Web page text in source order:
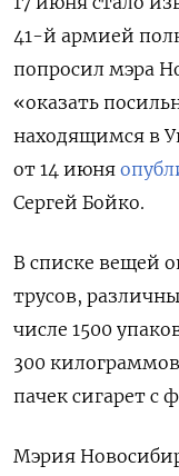
41-й армией
попросил мэра
«оказать
находящимся в
от 14 июня
Сергей Бойко.
В списке вещей
трусов,
числе 1500
300
пачек сигарет с
Мэрия